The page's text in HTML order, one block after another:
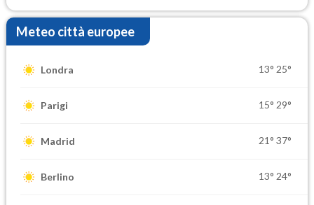
Meteo città europee
Londra 13° 25°
Parigi 15° 29°
Madrid 21° 37°
Berlino 13° 24°